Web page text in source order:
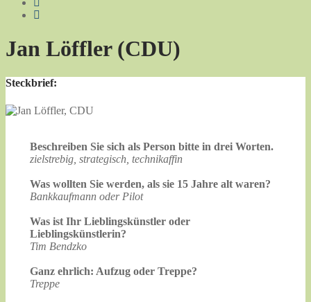
Jan Löffler (CDU)
Steckbrief:
Beschreiben Sie sich als Person bitte in drei Worten.
zielstrebig, strategisch, technikaffin
Was wollten Sie werden, als sie 15 Jahre alt waren?
Bankkaufmann oder Pilot
Was ist Ihr Lieblingskünstler oder
Lieblingskünstlerin?
Tim Bendzko
Ganz ehrlich: Aufzug oder Treppe?
Treppe